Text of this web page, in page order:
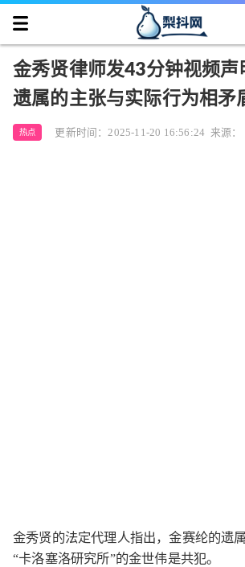
金秀贤律师发43分钟视频声
遗属的主张与实际行为相矛
热点 更新时间：2025-11-20 16:56:24 来源：
金秀贤的法定代理人指出，金赛纶的遗
“卡洛塞洛研究所”的金世伟是共犯。